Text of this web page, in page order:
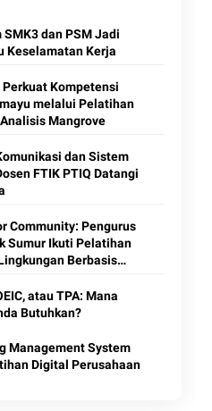
dan PSM Jadi
Keselamatan Kerja
Kompetensi
melalui Pelatihan
Mangrove
dan Sistem
FTIK PTIQ Datangi
Community: Pengurus
Sumur Ikuti Pelatihan
Berbasis
atau TPA: Mana
Butuhkan?
Management System
Digital Perusahaan